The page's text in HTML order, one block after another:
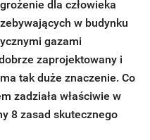
dla człowieka
w budynku
gazami
zaprojektowany i
tak duże znaczenie. Co
zadziała właściwie w
8 zasad skutecznego